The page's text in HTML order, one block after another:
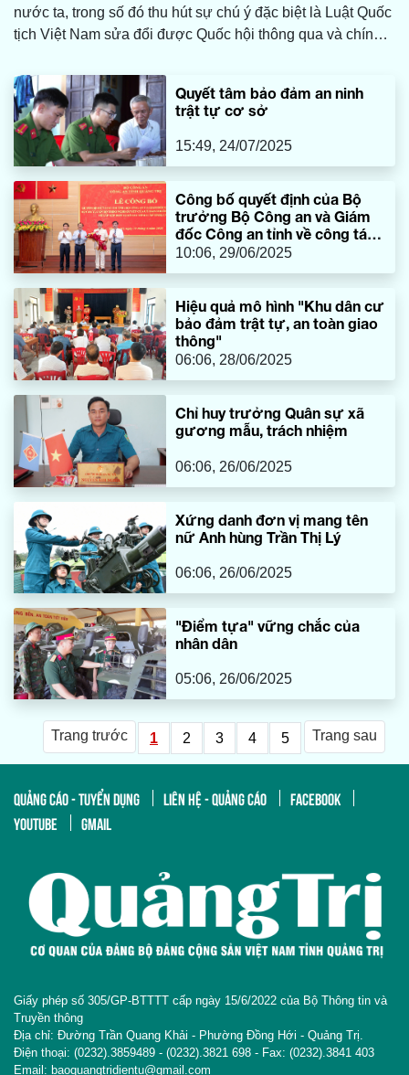
nước ta, trong số đó thu hút sự chú ý đặc biệt là Luật Quốc
tịch Việt Nam sửa đổi được Quốc hội thông qua và chính
Quyết tâm bảo đảm an ninh
trật tự cơ sở
15:49, 24/07/2025
Công bố quyết định của Bộ
trưởng Bộ Công an và Giám
đốc Công an tỉnh về công tác
cán bộ
10:06, 29/06/2025
Hiệu quả mô hình "Khu dân cư
bảo đảm trật tự, an toàn giao
thông"
06:06, 28/06/2025
Chỉ huy trưởng Quân sự xã
gương mẫu, trách nhiệm
06:06, 26/06/2025
Xứng danh đơn vị mang tên
nữ Anh hùng Trần Thị Lý
06:06, 26/06/2025
"Điểm tựa" vững chắc của
nhân dân
05:06, 26/06/2025
Trang trước 1 2 3 4 5 Trang sau
QUẢNG CÁO - TUYỂN DỤNG LIÊN HỆ - QUẢNG CÁO
FACEBOOK
YOUTUBE
GMAIL
Giấy phép số 305/GP-BTTTT cấp ngày 15/6/2022 của Bộ Thông tin và
Truyền thông
Địa chỉ: Đường Trần Quang Khải - Phường Đồng Hới - Quảng Trị.
Điện thoại: (0232).3859489 - (0232).3821 698 - Fax: (0232).3841 403
Email: baoquangtridientu@gmail.com